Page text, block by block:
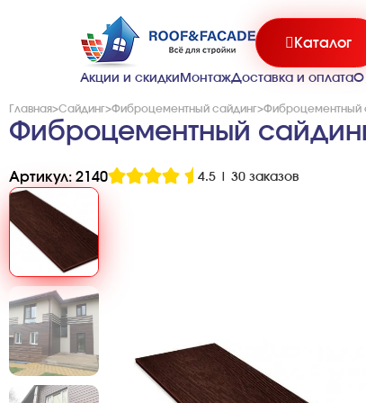
Каталог
Акции и скидки МонтажДоставка и оплатаО
Главная>Сайдинг>Фиброцементный сайдинг>Фиброцементный
Фиброцементный
Артикул: 2140 4.5 30 заказов